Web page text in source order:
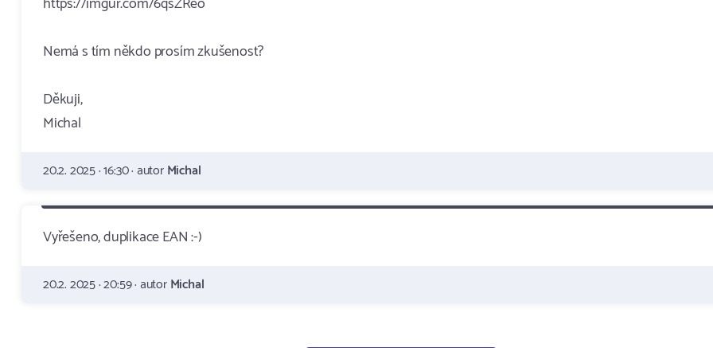
Nemá s tím někdo prosím zkušenost?
Děkuji,
Michal
20.2. 2025 · 16:30 · autorMichal
Vyřešeno, duplikace EAN :-)
20.2. 2025 · 20:59 · autorMichal